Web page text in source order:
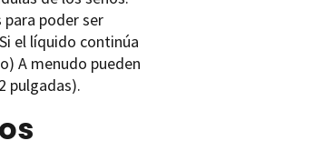
poder ser
el líquido continúa
A menudo pueden
pulgadas).